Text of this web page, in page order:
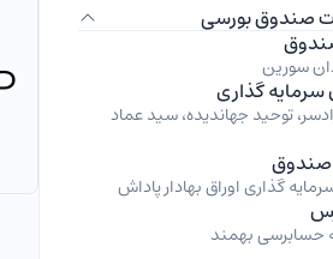
صندوق بورسی
سورین
سرمایه گذاری
توحید جهاندیده، سید عماد
صندوق
گذاری اوراق بهادار پاداش
بهمند